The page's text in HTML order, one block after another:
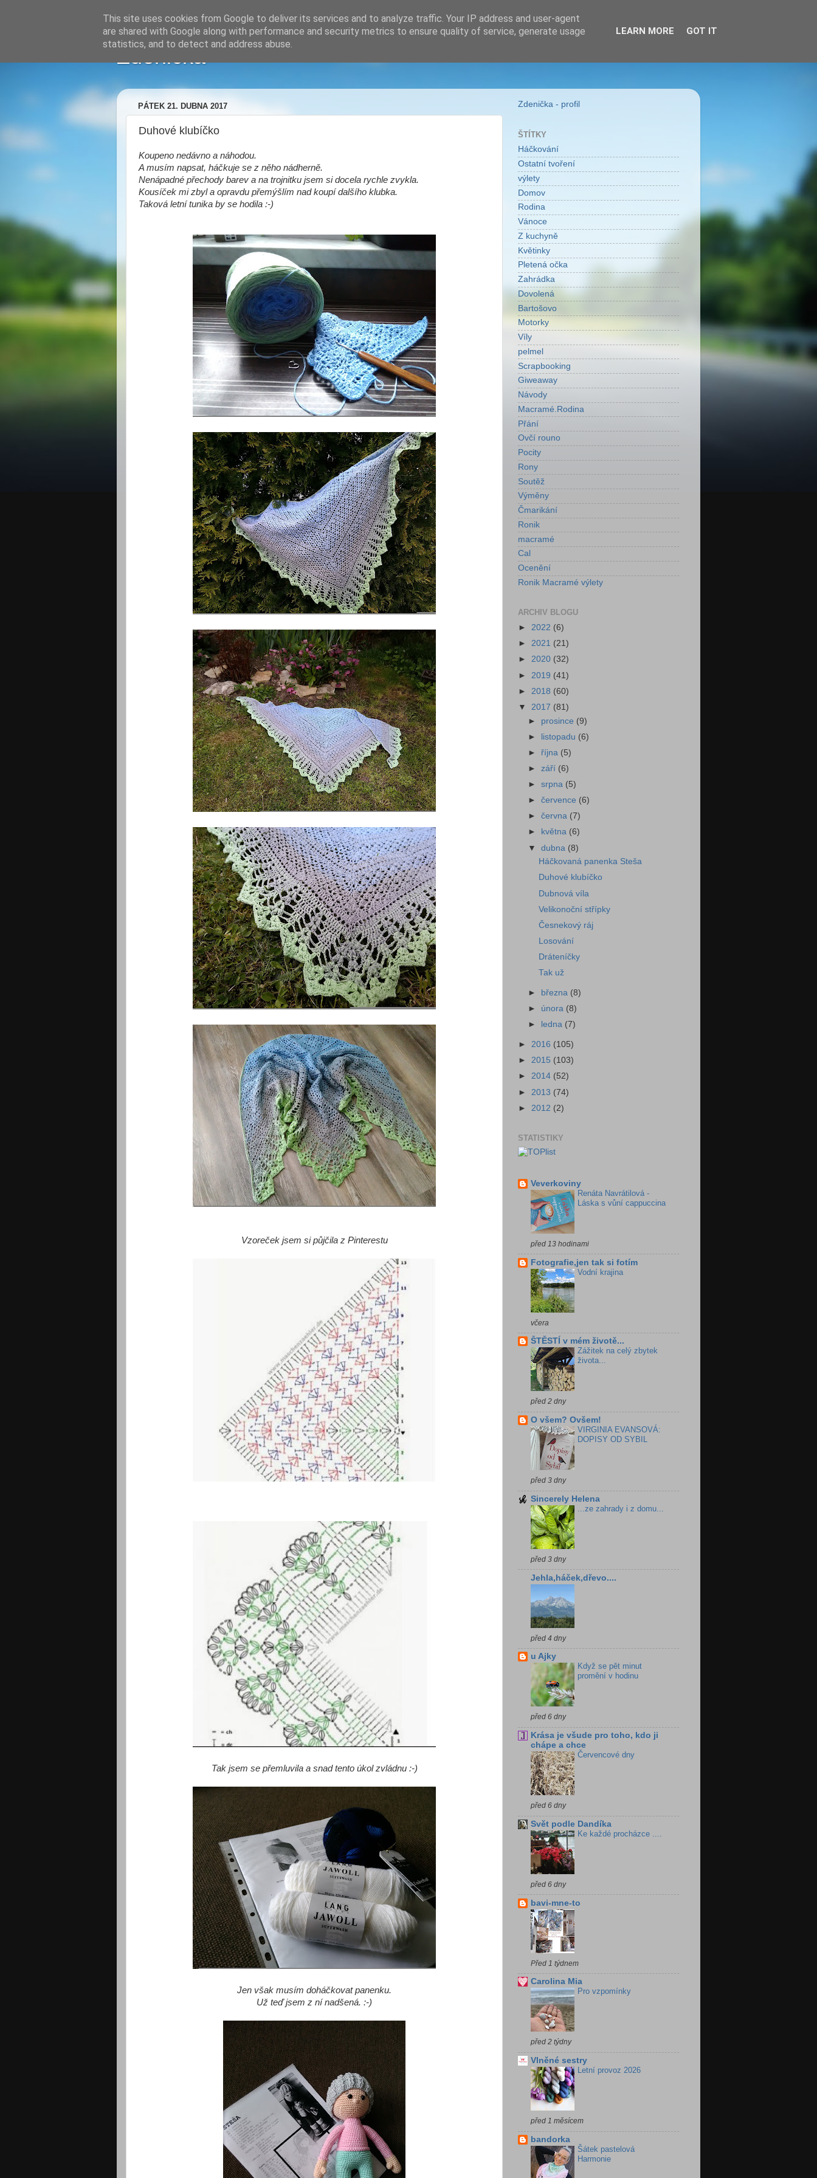
Zdenička
PÁTEK 21. DUBNA 2017
Duhové klubíčko
Koupeno nedávno a náhodou.
A musím napsat, háčkuje se z něho nádherně.
Nenápadné přechody barev a na trojnitku jsem si docela rychle zvykla.
Kousíček mi zbyl a opravdu přemýšlím nad koupí dalšího klubka.
Taková letní tunika by se hodila :-)
Vzoreček jsem si půjčila z Pinterestu
Tak jsem se přemluvila a snad tento úkol zvládnu :-)
Jen však musím doháčkovat panenku.
Už teď jsem z ní nadšená. :-)
Zdenička - profil
ŠTÍTKY
Háčkování
Ostatní tvoření
výlety
Domov
Rodina
Vánoce
Z kuchyně
Květinky
Pletená očka
Zahrádka
Dovolená
Bartošovo
Motorky
Víly
pelmel
Scrapbooking
Giweaway
Návody
Macramé.Rodina
Přání
Ovčí rouno
Pocity
Rony
Soutěž
Výměny
Čmarikání
Ronik
macramé
Cal
Ocenění
Ronik Macramé výlety
ARCHIV BLOGU
► 2022 (6)
► 2021 (21)
► 2020 (32)
► 2019 (41)
► 2018 (60)
▼ 2017 (81)
► prosince (9)
► listopadu (6)
►října (5)
►září (6)
►srpna (5)
►července (6)
►června (7)
►
května (6)
▼dubna (8)
Háčkovaná panenka Steša
Duhové klubíčko
Dubnová víla
Velikonoční střípky
Česnekový ráj
Losování
Dráteníčky
Tak už
► března (8)
► února (8)
►
ledna (7)
► 2016 (105)
► 2015 (103)
► 2014 (52)
► 2013 (74)
► 2012 (2)
STATISTIKY
Veverkoviny
Renáta Navrátilová -
Láska s vůní cappuccina
před 13 hodinami
Fotografie,jen tak si fotím
Vodní krajina
včera
ŠTĚSTÍ v mém životě...
Zážitek na celý zbytek
života...
před 2 dny
O všem? Ovšem!
VIRGINIA EVANSOVÁ:
DOPISY OD SYBIL
před 3 dny
Sincerely Helena
...ze zahrady i z domu...
před 3 dny
Jehla,háček,dřevo....
před 4 dny
u Ajky
Když se pět minut
promění v hodinu
před 6 dny
Krása je všude pro toho, kdo ji
chápe a chce
Červencové dny
před 6 dny
Svět podle Dandíka
Ke každé procházce ....
před 6 dny
bavi-mne-to
Před 1 týdnem
Carolina Mia
Pro vzpomínky
před 2 týdny
Vlněné sestry
Letní provoz 2026
před 1 měsícem
bandorka
Šátek pastelová
Harmonie
This site uses cookies from Google to deliver its services and to analyze traffic. Your IP address and user-agent
are shared with Google along with performance and security metrics to ensure quality of service, generate usage
statistics, and to detect and address abuse.
LEARN MORE GOT IT